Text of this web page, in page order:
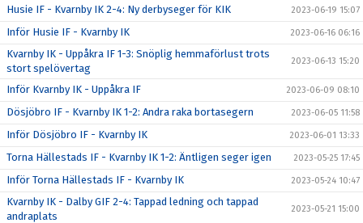
Husie IF - Kvarnby IK 2-4: Ny derbyseger för KIK 2023-06-19 15:07
Inför Husie IF - Kvarnby IK 2023-06-16 06:16
Kvarnby IK - Uppåkra IF 1-3: Snöplig hemmaförlust trots
stort spelövertag
2023-06-13 15:20
Inför Kvarnby IK - Uppåkra IF 2023-06-09 08:10
Dösjöbro IF - Kvarnby IK 1-2: Andra raka bortasegern 2023-06-05 11:58
Inför Dösjöbro IF - Kvarnby IK 2023-06-01 13:33
Torna Hällestads IF - Kvarnby IK 1-2: Äntligen seger igen 2023-05-25 17:45
Inför Torna Hällestads IF - Kvarnby IK 2023-05-24 10:47
Kvarnby IK - Dalby GIF 2-4: Tappad ledning och tappad
andraplats
2023-05-21 15:00